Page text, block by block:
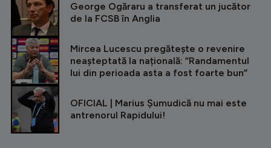
George Ogăraru a transferat un jucător
de la FCSB în Anglia
Mircea Lucescu pregătește o revenire
neașteptată la națională: ”Randamentul
lui din perioada asta a fost foarte bun”
OFICIAL | Marius Șumudică nu mai este
antrenorul Rapidului!